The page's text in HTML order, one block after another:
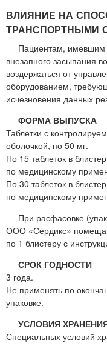
ВЛИЯНИЕ НА
ТРАНСПОРТНЫМИ
Пациентам, имевшим
внезапного засыпания
воздержаться от
оборудованием,
исчезновения данных
ФОРМА ВЫПУСКА
Таблетки с
оболочкой, по 50 мг.
По 15 таблеток в
по медицинскому
По 30 таблеток в
по медицинскому
При расфасовке
ООО «Сердикс»
по 1 блистеру с
СРОК ГОДНОСТИ
3 года.
Не применять по
упаковке.
УСЛОВИЯ
Специальных условий